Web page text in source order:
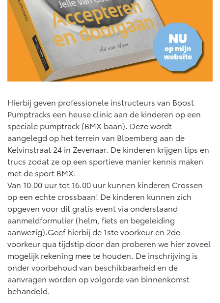
Corolla Cross
HYBRIDE
Vanaf € 39.995,-
Toyota C-HR
OOK ALS PLUG-IN
HYBRIDE
Vanaf € 36.495,-
Toyota C-HR+
BATTERIJ-ELEKTRISCH
Vanaf € 37.995,-
RAV4
PLUG-IN HYBRIDE
Vanaf € 49.995,-
BATTERIJ-ELEKTRISCH
bZ4X Touring
BATTERIJ-ELEKTRISCH
10 jaar batterijgarantie
Toyota fabrieksgarantie
Onderdelen & Accessoires
Onderdelen
Banden
Connected
Connected Services
MyToyota login
MyToyota App
Abonnementen
Multimedia
Connected check
Navigatie updates
Energie en slim laden
Verzekeren
Toyota Autoverzekering
Toyota Hybride Autoverzekering
Bedrijfswagens
Bedrijfswagens op maat
Financieren of leasen
Verzekeren
Hierbij geven professionele instructeurs van Boost
Pumptracks een heuse clinic aan de kinderen op een
speciale pumptrack (BMX baan). Deze wordt
aangelegd op het terrein van Bloemberg aan de
Kelvinstraat 24 in Zevenaar. De kinderen krijgen tips en
trucs zodat ze op een sportieve manier kennis maken
met de sport BMX.
Van 10.00 uur tot 16.00 uur kunnen kinderen Crossen
op een echte crossbaan! De kinderen kunnen zich
opgeven voor dit gratis event via onderstaand
aanmeldformulier (helm, fiets en begeleiding
aanwezig).Geef hierbij de 1ste voorkeur en 2de
voorkeur qua tijdstip door dan proberen we hier zoveel
mogelijk rekening mee te houden. De inschrijving is
onder voorbehoud van beschikbaarheid en de
aanvragen worden op volgorde van binnenkomst
behandeld.